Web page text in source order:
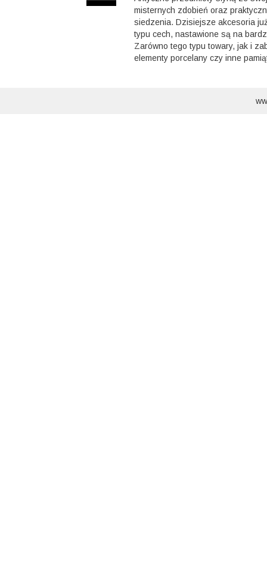
misternych zdobień oraz
siedzenia. Dzisiejsze akcesoria
typu cech, nastawione są na
Zarówno tego typu towary, jak i
elementy porcelany czy inne